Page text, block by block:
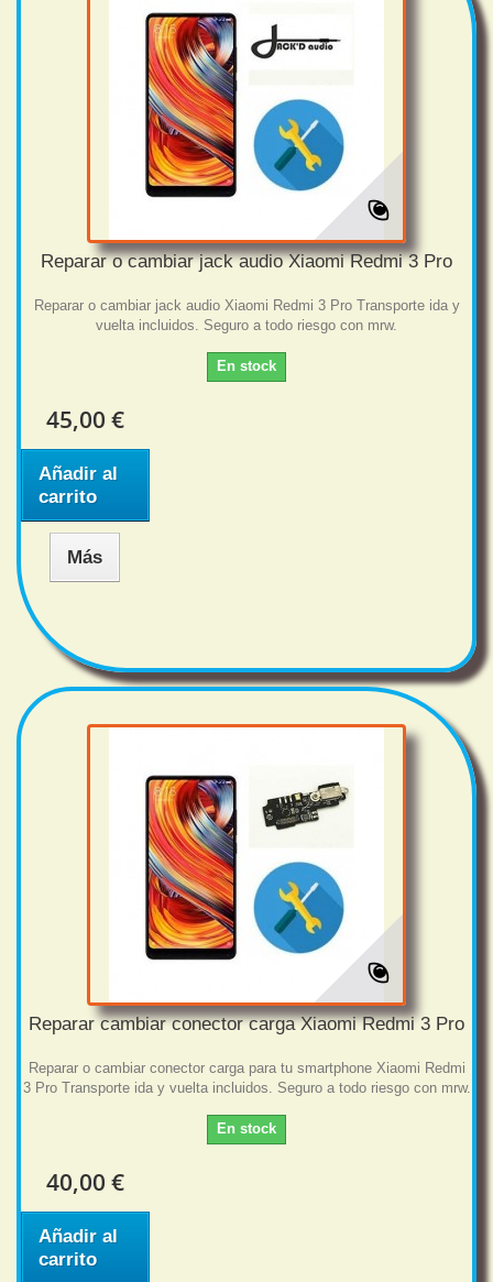
Reparar o cambiar jack audio Xiaomi Redmi 3 Pro
Reparar o cambiar jack audio Xiaomi Redmi 3 Pro Transporte ida y
vuelta incluidos. Seguro a todo riesgo con mrw.
En stock
45,00 €
Añadir al
carrito
Más
Reparar cambiar conector carga Xiaomi Redmi 3 Pro
Reparar o cambiar conector carga para tu smartphone Xiaomi Redmi
3 Pro Transporte ida y vuelta incluidos. Seguro a todo riesgo con mrw.
En stock
40,00 €
Añadir al
carrito